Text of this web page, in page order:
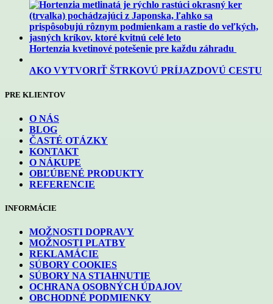
Hortenzia kvetinové potešenie pre každu záhradu
AKO VYTVORIŤ ŠTRKOVÚ PRÍJAZDOVÚ CESTU
PRE KLIENTOV
O NÁS
BLOG
ČASTÉ OTÁZKY
KONTAKT
O NÁKUPE
OBĽÚBENÉ PRODUKTY
REFERENCIE
INFORMÁCIE
MOŽNOSTI DOPRAVY
MOŽNOSTI PLATBY
REKLAMÁCIE
SÚBORY COOKIES
SÚBORY NA STIAHNUTIE
OCHRANA OSOBNÝCH ÚDAJOV
OBCHODNÉ PODMIENKY